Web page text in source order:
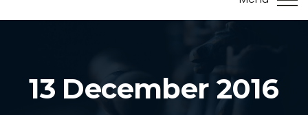
13 December 2016